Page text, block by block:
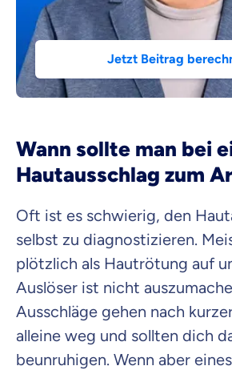
Jetzt Beitrag
Wann sollte man bei
Hautausschlag zum
Oft ist es schwierig, den
selbst zu diagnostizieren.
plötzlich als Hautrötung auf
Auslöser ist nicht
Ausschläge gehen nach
alleine weg und sollten dich
beunruhigen. Wenn aber